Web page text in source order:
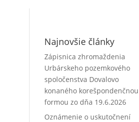
Najnovšie články
Zápisnica zhromaždenia
Urbárskeho pozemkového
spoločenstva Dovalovo
konaného korešpondenčnou
formou zo dňa 19.6.2026
Oznámenie o uskutočnení